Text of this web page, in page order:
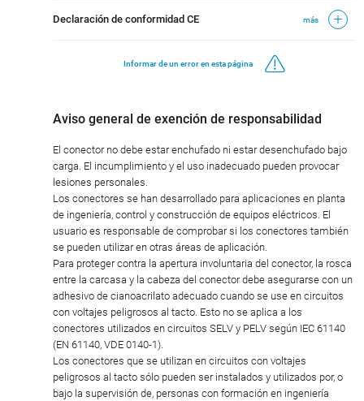
Declaración de conformidad CE más
Informar de un error en esta página
Aviso general de exención de responsabilidad
El conector no debe estar enchufado ni estar desenchufado bajo
carga. El incumplimiento y el uso inadecuado pueden provocar
lesiones personales.
Los conectores se han desarrollado para aplicaciones en planta
de ingeniería, control y construcción de equipos eléctricos. El
usuario es responsable de comprobar si los conectores también
se pueden utilizar en otras áreas de aplicación.
Para proteger contra la apertura involuntaria del conector, la rosca
entre la carcasa y la cabeza del conector debe asegurarse con un
adhesivo de cianoacrilato adecuado cuando se use en circuitos
con voltajes peligrosos al tacto. Esto no se aplica a los
conectores utilizados en circuitos SELV y PELV según IEC 61140
(EN 61140, VDE 0140-1).
Los conectores que se utilizan en circuitos con voltajes
peligrosos al tacto sólo pueden ser instalados y utilizados por, o
bajo la supervisión de, personas con formación en ingeniería